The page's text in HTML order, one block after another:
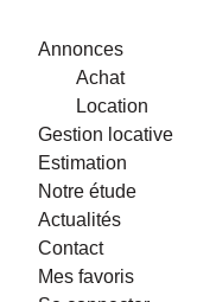
Annonces
Achat
Location
Gestion locative
Estimation
Notre étude
Actualités
Contact
Mes favoris